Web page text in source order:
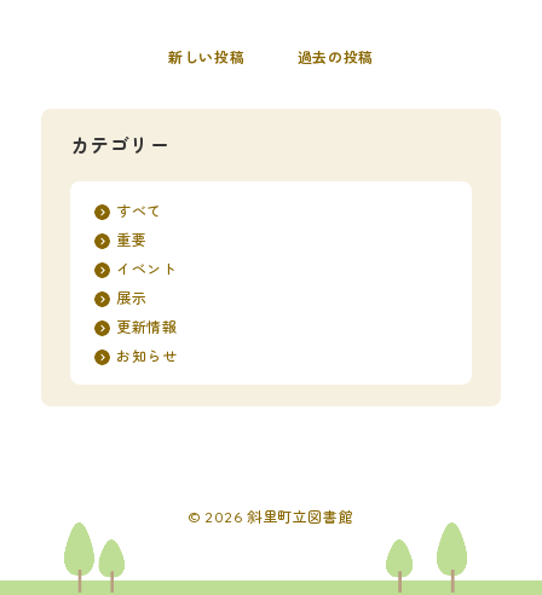
新しい投稿 過去の投稿
カテゴリー
すべて
重要
イベント
展示
更新情報
お知らせ
© 2026 斜里町立図書館